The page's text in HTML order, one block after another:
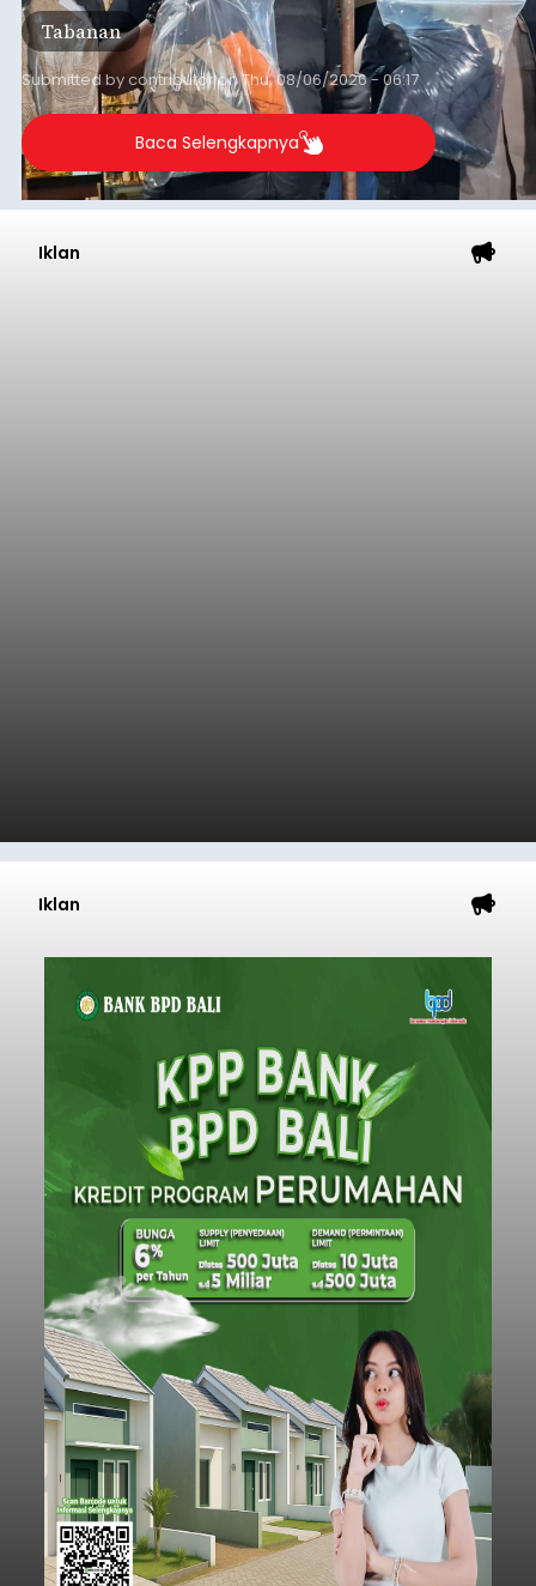
Tabanan
Submitted bycontributoronThu, 08/06/2026 - 06:17
Baca Selengkapnya
Iklan
Iklan